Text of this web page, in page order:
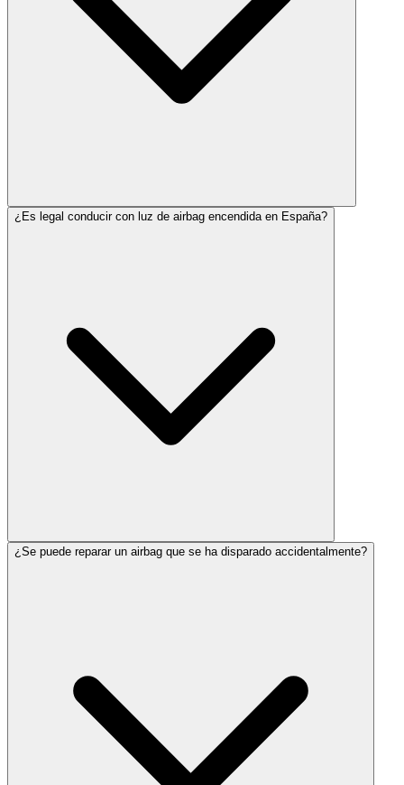
¿Es legal conducir con luz de airbag encendida en España?
¿Se puede reparar un airbag que se ha disparado accidentalmente?